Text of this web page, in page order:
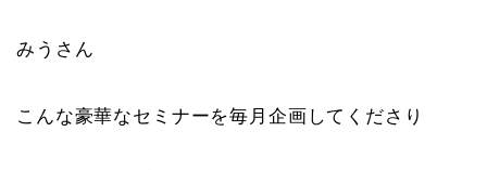
みうさん
こんな豪華なセミナーを毎月企画してくださり